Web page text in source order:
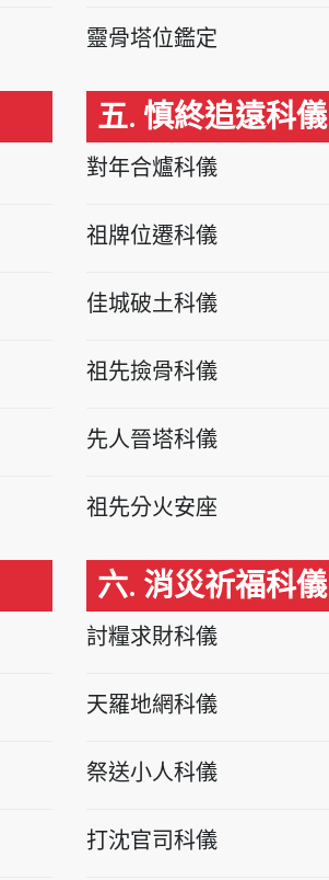
靈骨塔位鑑定
五. 慎終追遠科儀
對年合爐科儀
祖牌位遷科儀
佳城破土科儀
祖先撿骨科儀
先人晉塔科儀
祖先分火安座
六. 消災祈福科儀
討糧求財科儀
天羅地網科儀
祭送小人科儀
打沈官司科儀